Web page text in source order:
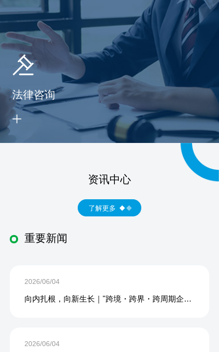
法律咨询
资讯中心
了解更多
重要新闻
2026/06/04
向内扎根，向新生长｜"跨境・跨界・跨周期企业内生力沙龙"成功举办
2026/06/04